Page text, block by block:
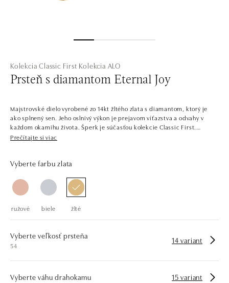
Kolekcia Classic First Kolekcia ALO
Prsteň s diamantom Eternal Joy
Majstrovské dielo vyrobené zo 14kt žltého zlata s diamantom, ktorý je
ako splnený sen. Jeho oslnivý výkon je prejavom víťazstva a odvahy v
každom okamihu života. Šperk je súčasťou kolekcie Classic First.
ľahko kombinuje, je plná solitérnych prsteňov, náramkov, náhrdelníkov a
kameňmi. Šperky pozostávajú zo zladených setov, ale nájdete aj
jednotlivé kúsky, napríklad prstene na príležitosť zásnub.
Spoločnosť ALO diamonds vyrába v Čechách šperky z diamantov a
drahých kameňov už takmer 30 rokov. Každý šperk je tak originál a je
vyberáte zásnubný prsteň alebo diamantový náramok alebo náhrdelník,
nedarujete s nami iba šperk, ale aj múdru investíciu.
Prečítajte si viac
Vyberte farbu zlata
ružové biele žlté
Vyberte veľkosť prsteňa
54
14 variant
Vyberte váhu drahokamu 15 variant